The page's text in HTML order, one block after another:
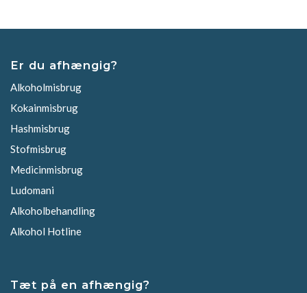
Er du afhængig?
Alkoholmisbrug
Kokainmisbrug
Hashmisbrug
Stofmisbrug
Medicinmisbrug
Ludomani
Alkoholbehandling
Alkohol Hotline
Tæt på en afhængig?